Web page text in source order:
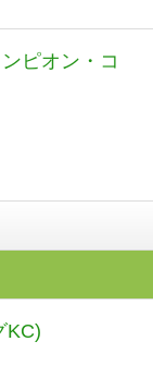
ピオン・コ
KC)